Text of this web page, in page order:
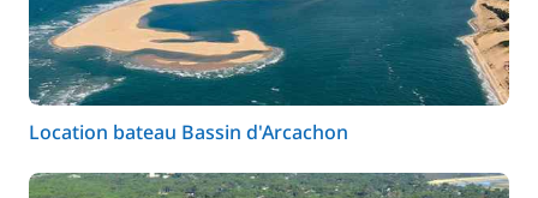
Location bateau Bassin d'Arcachon